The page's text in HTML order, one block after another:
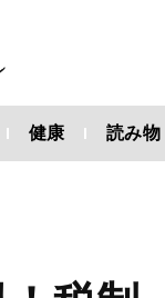
健康 読み物